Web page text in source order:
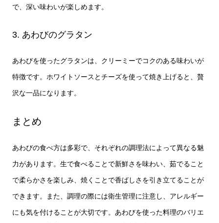
で、深い味わいが楽しめます。
3. あわびのグラタン
あわびを使ったグラタンは、クリーミーでコクのある味わいが
特徴です。ホワイトソースとチーズを使って焼き上げると、贅
沢な一品になります。
まとめ
あわびの食べ方は多彩で、それぞれの調理法によって異なる魅
力があります。生で食べることで新鮮さを味わい、茹でること
で柔らかさを楽しみ、焼くことで香ばしさを引き立てることが
できます。また、調理の際には衛生管理に注意し、アレルギー
にも気を付けることが大切です。あわびを使った料理のバリエ